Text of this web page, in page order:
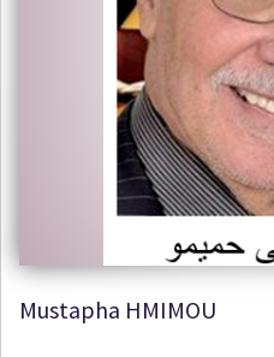
Mustapha HMIMOU